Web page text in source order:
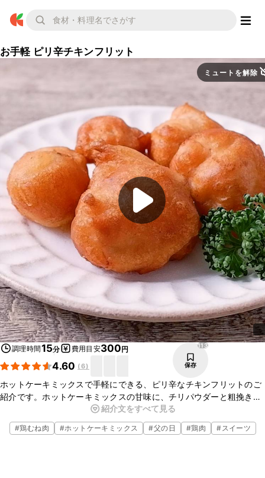
お手軽 ピリ辛チキンフリット
ミュートを解除
調理時間15分 費用目安300円
4.60 (6)
113
保存
ホットケーキミックスで手軽にできる、ピリ辛なチキンフリットのご
紹介です。ホットケーキミックスの甘味に、チリパウダーと粗挽き黒
こしょうがピリっとアクセントになって、後引くおいしさです。お酒
のおつまみにもぴったりな一品です。
紹介文をすべて見る
#鶏むね肉 #ホットケーキミックス #父の日 #鶏肉 #スイーツ